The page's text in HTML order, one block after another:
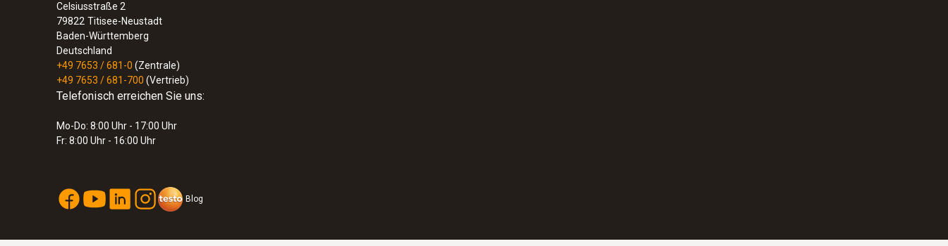
Celsiusstraße 2
79822 Titisee-Neustadt
Baden-Württemberg
Deutschland
+49 7653 / 681-0 (Zentrale)
+49 7653 / 681-700 (Vertrieb)
Telefonisch erreichen Sie uns:
Mo-Do: 8:00 Uhr - 17:00 Uhr
Fr: 8:00 Uhr - 16:00 Uhr
Blog